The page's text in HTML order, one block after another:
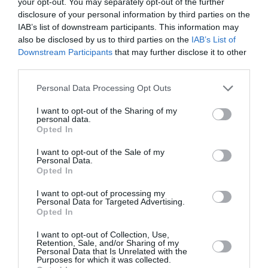
disclosure of your personal information by third parties on the
IAB’s list of downstream participants. This information may
also be disclosed by us to third parties on the IAB’s List of
Downstream Participants that may further disclose it to other
Personal Data Processing Opt Outs
I want to opt-out of the Sharing of my
personal data.
Opted In
I want to opt-out of the Sale of my
Personal Data.
Opted In
I want to opt-out of processing my
Personal Data for Targeted Advertising.
Opted In
I want to opt-out of Collection, Use,
Retention, Sale, and/or Sharing of my
Personal Data that Is Unrelated with the
Purposes for which it was collected.
πινελιές, το αποτέλεσμα θα ήταν πιο διαχρονικό και
κατά συνέπεια, πιο άμεσο. Τα κοστούμια κινήθηκαν στο
ίδιο μοτίβο. Πολύ καλοί επίσης οι φωτισμοί (Μελίνα
Μάσχα) οι οποίοι ακολουθούσαν διακριτικά την
πλοκή, καθώς και η μουσική (
Θοδωρός Αμπαζής
Εν κατακλείδι
Η παράσταση του Ορέστη Τάτση είναι ενδιαφέρουσα,
με γρήγορο ρυθμό, απαραίτητες ανάσες, πολύ καλές
ερμηνείες και εξίσου καλούς συντελεστές. Ο
σκηνοθέτης αποτύπωσε το έργο μέσα από την δική του
προσωπική ματιά, σεβόμενος το κείμενο, γεγονός που
παράσταση.
Διαβάστε επίσης: